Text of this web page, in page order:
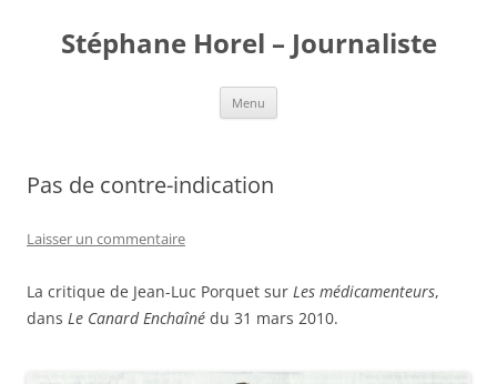
Stéphane Horel – Journaliste
Menu
Pas de contre-indication
Laisser un commentaire
La critique de Jean-Luc Porquet sur Les médicamenteurs,
dans Le Canard Enchaîné du 31 mars 2010.